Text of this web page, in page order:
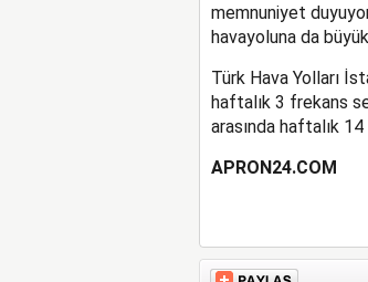
memnuniyet
havayoluna da
Türk Hava Yolları
haftalık 3 frekans
arasında haftalık